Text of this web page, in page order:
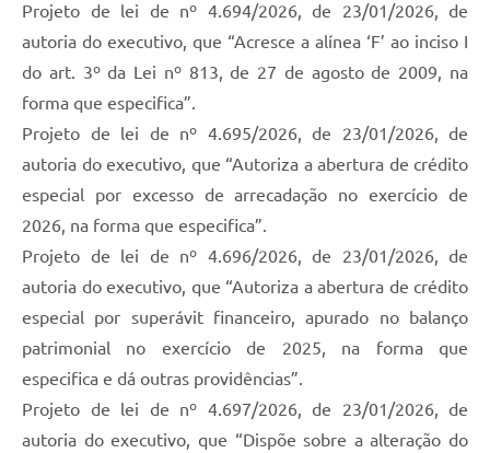
Projeto de lei de nº 4.694/2026, de 23/01/2026, de
autoria do executivo, que “Acresce a alínea ‘F’ ao inciso I
do art. 3º da Lei nº 813, de 27 de agosto de 2009, na
forma que especifica”.
Projeto de lei de nº 4.695/2026, de 23/01/2026, de
autoria do executivo, que “Autoriza a abertura de crédito
especial por excesso de arrecadação no exercício de
2026, na forma que especifica”.
Projeto de lei de nº 4.696/2026, de 23/01/2026, de
autoria do executivo, que “Autoriza a abertura de crédito
especial por superávit financeiro, apurado no balanço
patrimonial no exercício de 2025, na forma que
especifica e dá outras providências”.
Projeto de lei de nº 4.697/2026, de 23/01/2026, de
autoria do executivo, que “Dispõe sobre a alteração do